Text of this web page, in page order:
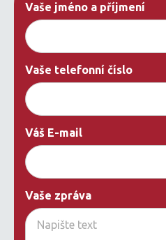
Vaše jméno a příjmení
Vaše telefonní číslo
Váš E-mail
Vaše zpráva